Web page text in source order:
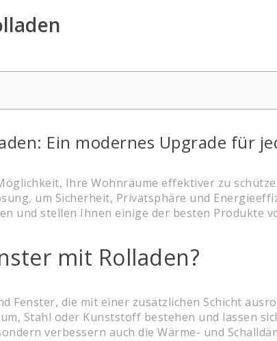
Ein modernes Upgrade für
Ihre Wohnräume effektiver zu
um Sicherheit, Privatsphäre und
und stellen Ihnen einige der besten Produkte
mit Rolladen?
Fenster, die mit einer zusätzlichen Schicht
Stahl oder Kunststoff bestehen und lassen
verbessern auch die Wärme- und